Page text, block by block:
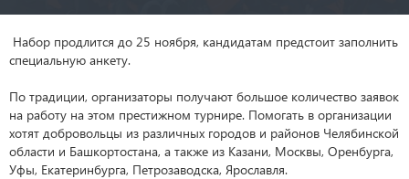
Набор продлится до 25 ноября, кандидатам предстоит заполнить
специальную анкету.
По традиции, организаторы получают большое количество заявок
на работу на этом престижном турнире. Помогать в организации
хотят добровольцы из различных городов и районов Челябинской
области и Башкортостана, а также из Казани, Москвы, Оренбурга,
Уфы, Екатеринбурга, Петрозаводска, Ярославля.